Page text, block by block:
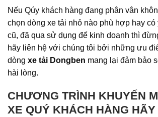
Nếu Qúy khách hàng đang phân vân
chọn dòng xe tải nhỏ nào phù hợp hay có
cũ, đã qua sử dụng để kinh doanh thì
hãy liên hệ với chúng tôi bởi những ưu
dòng xe tải Dongben mang lại đảm bảo
hài lòng.
CHƯƠNG TRÌNH KHUYẾN
XE QUÝ KHÁCH HÀNG